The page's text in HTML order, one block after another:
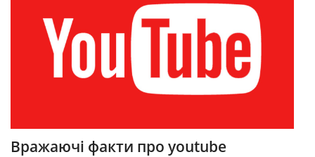
Вражаючі факти про youtube